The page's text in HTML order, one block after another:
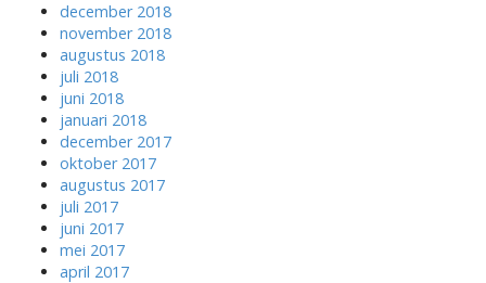
december 2018
november 2018
augustus 2018
juli 2018
juni 2018
januari 2018
december 2017
oktober 2017
augustus 2017
juli 2017
juni 2017
mei 2017
april 2017